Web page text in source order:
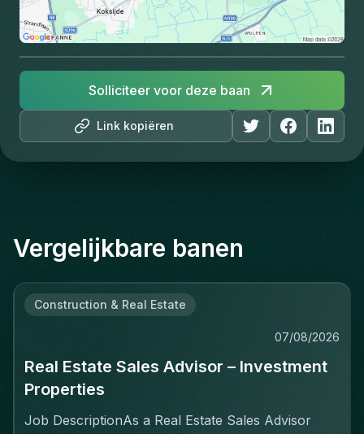
Link kopiëren
Solliciteer voor deze baan
Vergelijkbare banen
Construction & Real Estate
07/08/2026
Real Estate Sales Advisor – Investment
Properties
Job DescriptionAs a Real Estate Sales Advisor